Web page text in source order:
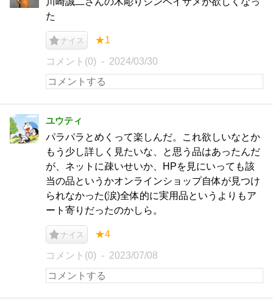
た
ナイス ★1
コメント(0) 2024/03/30
ユウティ
パラパラとめくって楽しんだ。これ欲しいなとか
もう少し詳しく見たいな、と思う品はあったんだ
が、ネットに疎いせいか、HPを見にいっても該
当の品というかオンラインショップ自体が見つけ
られなかった(涙)全体的に実用品というよりもア
ート寄りだったのかしら。
ナイス ★4
コメント(0) 2023/07/08